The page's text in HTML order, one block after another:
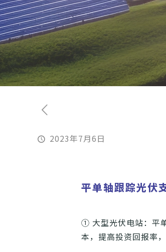
2023年7月6日
平单轴跟踪光伏
① 大型光伏电站：平
本，提高投资回报率